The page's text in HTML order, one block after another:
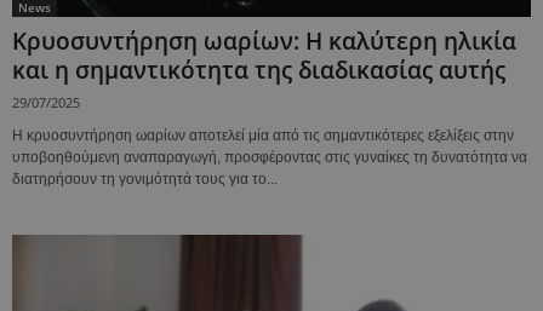
News
Κρυοσυντήρηση ωαρίων: Η καλύτερη ηλικία
και η σημαντικότητα της διαδικασίας αυτής
29/07/2025
Η κρυοσυντήρηση ωαρίων αποτελεί μία από τις σημαντικότερες εξελίξεις στην
υποβοηθούμενη αναπαραγωγή, προσφέροντας στις γυναίκες τη δυνατότητα να
διατηρήσουν τη γονιμότητά τους για το...